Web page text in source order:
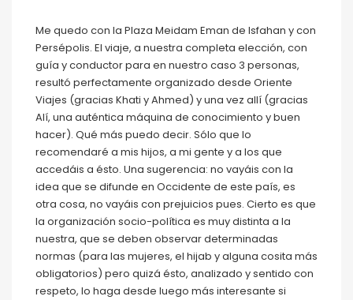
Me quedo con la Plaza Meidam Eman de Isfahan y con
Persépolis. El viaje, a nuestra completa elección, con
guía y conductor para en nuestro caso 3 personas,
resultó perfectamente organizado desde Oriente
Viajes (gracias Khati y Ahmed) y una vez allí (gracias
Alí, una auténtica máquina de conocimiento y buen
hacer). Qué más puedo decir. Sólo que lo
recomendaré a mis hijos, a mi gente y a los que
accedáis a ésto. Una sugerencia: no vayáis con la
idea que se difunde en Occidente de este país, es
otra cosa, no vayáis con prejuicios pues. Cierto es que
la organización socio-política es muy distinta a la
nuestra, que se deben observar determinadas
normas (para las mujeres, el hijab y alguna cosita más
obligatorios) pero quizá ésto, analizado y sentido con
respeto, lo haga desde luego más interesante si